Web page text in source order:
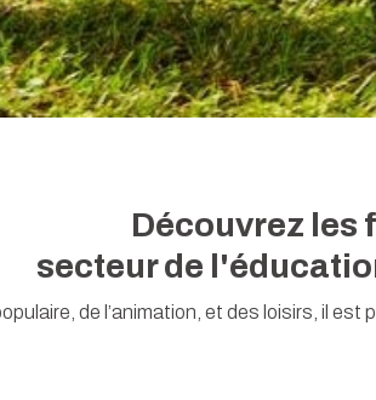
Découvrez les
secteur de
de l’animation, et des loisirs, il est